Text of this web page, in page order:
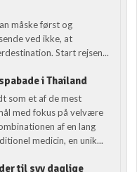
måske først og
ved ikke, at
Start rejsen...
i Thailand
som et af de mest
med fokus på velvære
af en lang
medicin, en unik...
til syv daglige